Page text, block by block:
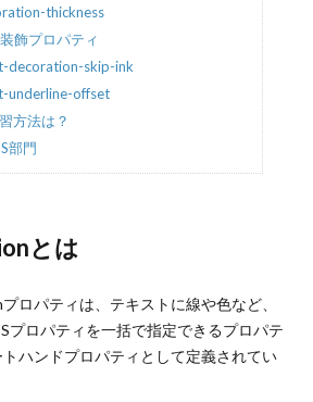
thickness
飾プロパティ
decoration-skip-ink
underline-offset
方法は？
部門
とは
ロパティは、テキストに線や色など、
プロパティを一括で指定できるプロパテ
ハンドプロパティとして定義されてい